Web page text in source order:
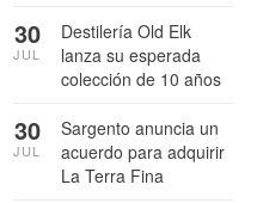
Destilería Old Elk
lanza su esperada
colección de 10 años
30
JUL
Sargento anuncia un
acuerdo para adquirir
La Terra Fina
30
JUL